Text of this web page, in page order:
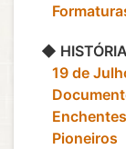
◆ HISTÓRIA
19 de
‎ ‎ ‎ Enchentes
‎ ‎ ‎ Pioneiros